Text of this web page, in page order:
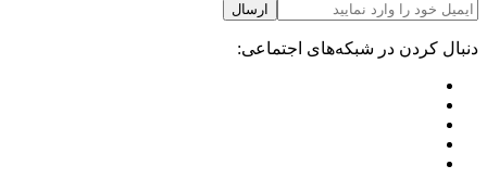
ارسال
دنبال کردن در شبکه‌های اجتماعی: